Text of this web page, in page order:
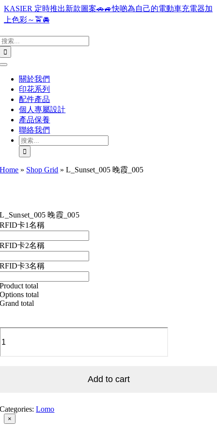
Skip
to
content
KASIER 定時推出新款圖案🚗🚙快啲為自己的電動車充電器加
上色彩～🚖🚘
Toggle
Navigation關於我們
印花系列
配件產品
個人專屬設計
產品保養
聯絡我們
搜
索
結
果：
Home » Shop Grid »L_Sunset_005 晚霞_005
L_Sunset_005 晚霞_005
RFID卡1名稱
RFID卡2名稱
RFID卡3名稱
Product total
Options total
Grand total
Add to cart
Categories:Lomo
Close
product
×